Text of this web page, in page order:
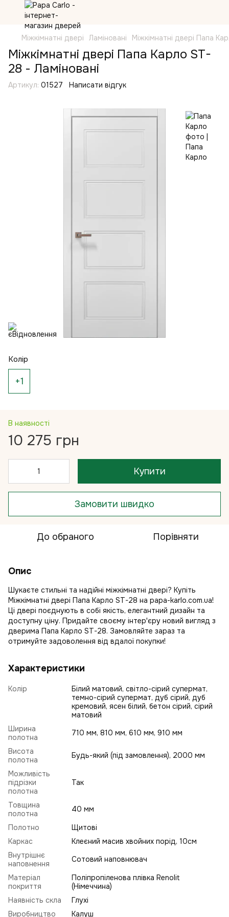
Міжкімнатні двері Ламіновані Міжкімнатні двері Папа
Міжкімнатні двері Папа Карло ST-
28 - Ламіновані
Артикул: 01527 Написати відгук
Колір
+1
В наявності
10 275 грн
Купити
Замовити швидко
До обраного Порівняти
Опис
Шукаєте стильні та надійні міжкімнатні двері? Купіть
Міжкімнатні двері Папа Карло ST-28 на papa-karlo.com.ua!
Ці двері поєднують в собі якість, елегантний дизайн та
доступну ціну. Придайте своєму інтер'єру новий вигляд з
дверима Папа Карло ST-28. Замовляйте зараз та
отримуйте задоволення від вдалої покупки!
Характеристики
Колір
Білий матовий, світло-сірий супермат,
темно-сірий супермат, дуб сірий, дуб
кремовий, ясен білий, бетон сірий, сірий
матовий
Ширина
полотна
710 мм, 810 мм, 610 мм, 910 мм
Висота
полотна
Будь-який (під замовлення), 2000 мм
Можливість
підрізки
полотна
Так
Товщина
полотна
40 мм
Полотно
Щитові
Каркас
Клеєний масив хвойних порід, 10см
Внутрішнє
наповнення
Сотовий наповнювач
Матеріал
покриття
Поліпропіленова плівка Renolit
(Німеччина)
Наявність скла
Глухі
Виробництво
Калуш